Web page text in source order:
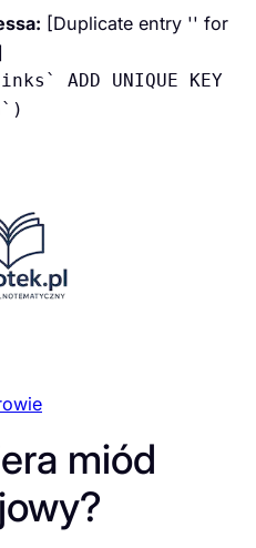
[Duplicate entry '' for
ADD UNIQUE KEY
miód